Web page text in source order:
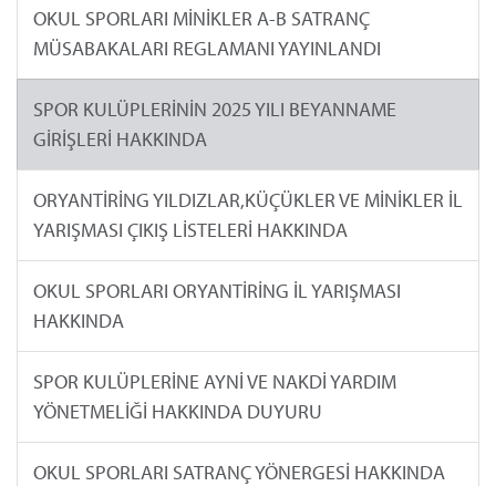
OKUL SPORLARI MİNİKLER A-B SATRANÇ
MÜSABAKALARI REGLAMANI YAYINLANDI
SPOR KULÜPLERİNİN 2025 YILI BEYANNAME
GİRİŞLERİ HAKKINDA
ORYANTİRİNG YILDIZLAR,KÜÇÜKLER VE MİNİKLER İL
YARIŞMASI ÇIKIŞ LİSTELERİ HAKKINDA
OKUL SPORLARI ORYANTİRİNG İL YARIŞMASI
HAKKINDA
SPOR KULÜPLERİNE AYNİ VE NAKDİ YARDIM
YÖNETMELİĞİ HAKKINDA DUYURU
OKUL SPORLARI SATRANÇ YÖNERGESİ HAKKINDA